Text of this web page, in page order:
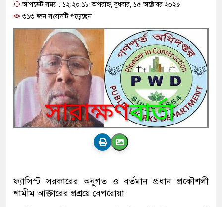
আপডেট সময় : ১২:২০:১৮ অপরাহ্ন, বুধবার, ১৫ অক্টোবর ২০২৫
৩১৩ জন সংবাদটি পড়েছেন
ফ্যাসিস্ট সরকারের অনুগত ও বর্তমান প্রধান প্রকৌশলী
শামীম আক্তারের প্রশ্রয়ে বেপরোয়া